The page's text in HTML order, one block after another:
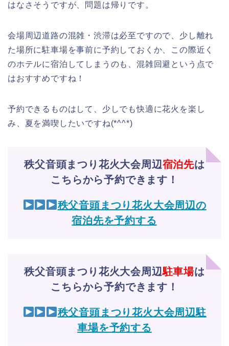
はなさそうですが、問題は帰りです。
会場周辺道路の混雑・渋滞は必至ですので、少し離れ
た場所に駐車場を事前に予約しておくか、この際近く
のホテルに宿泊してしまうのも、混雑回避という点で
はおすすめですね！
予約できるものはして、少しでも快適に花火を楽し
み、夏を満喫したいですね(*^^*)
秩父音頭まつり花火大会周辺宿泊先は
こちらから予約できます！
秩父音頭まつり花火大会周辺の
宿泊先を予約する
秩父音頭まつり花火大会周辺駐車場は
こちらから予約できます！
秩父音頭まつり花火大会周辺駐
車場を予約する